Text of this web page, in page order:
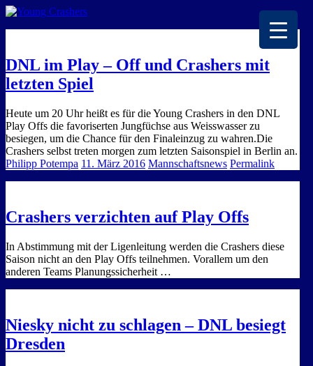
DNL im Play – Off und Crashers mit
letzten Spiel
Heute um 20 Uhr heißt es für die Young Crashers in den DNL
Play Offs die favoriserten Jungfüchse aus Weisswasser zu
besiegen, um die Chance für den Finaleinzug zu wahren.Die
Crashers selbst treten morgen zum letzten Saisonspiel in Berlin an.
Philipp Potempa 11. März 2016 Mannschaftsnews Permalink
Crashers verzichten auf Play Offs
In Abstimmung mit der Ligenleitung werden die Crashers diese
Saison nicht an den Play Offs teilnehmen. Vorallem um den
anderen Teams Planungssicherheit …
Niesky nicht zu schlagen – DNL besiegt
Dresden